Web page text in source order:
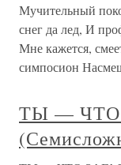
Мучительный
снег да лед, И
Мне кажется,
симпосион
ТЫ —